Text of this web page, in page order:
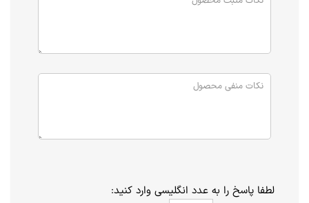
لطفا پاسخ را به عدد انگلیسی وارد کنید: